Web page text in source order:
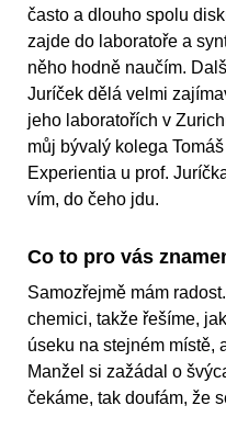
často a dlouho spolu
zajde do laboratoře a
něho hodně naučím.
Juríček dělá velmi
jeho laboratořích v
můj bývalý kolega
Experientia u prof.
vím, do čeho jdu.
Co to pro vás
Samozřejmě mám
chemici, takže řešíme,
úseku na stejném místě,
Manžel si zažádal o
čekáme, tak doufám, že